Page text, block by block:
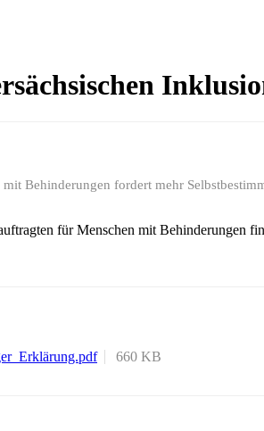
Behinderungen fordert mehr
für Menschen mit Behinderungen
660 KB